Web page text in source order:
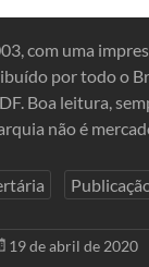
com uma
por todo o
Boa leitura,
não é
19 de abril de 2020